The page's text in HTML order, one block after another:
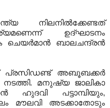
നിലനില്‍ക്കേണ്ടത്
ഉദ്ഘാടനം
ബാലചന്ദ്രന്‍
അബൂബക്കര്‍
നടത്തി. മനുഷ്യ ജാലികാ
ഹുദവി പട്ടാമ്പിയും,
മൗലവി അടക്കാതോടും